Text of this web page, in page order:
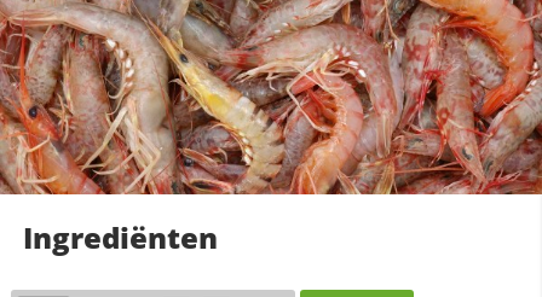
Ingrediënten